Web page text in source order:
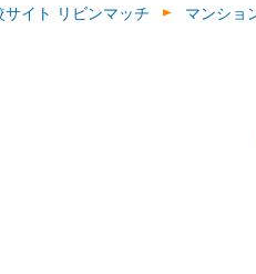
イト リビンマッチ マンショ